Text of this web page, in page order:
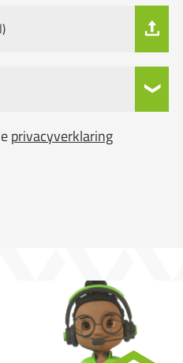
privacyverklaring